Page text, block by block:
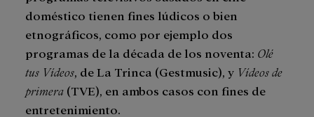
doméstico tienen fines lúdicos o bien
etnográficos, como por ejemplo dos
programas de la década de los noventa: Olé
tus Vídeos , de La Trinca (Gestmusic), y Vídeos de
primera (TVE), en ambos casos con fines de
entretenimiento.